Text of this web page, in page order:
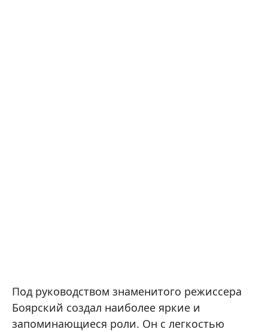
Под руководством знаменитого режиссера
Боярский создал наиболее яркие и
запоминающиеся роли. Он с легкостью